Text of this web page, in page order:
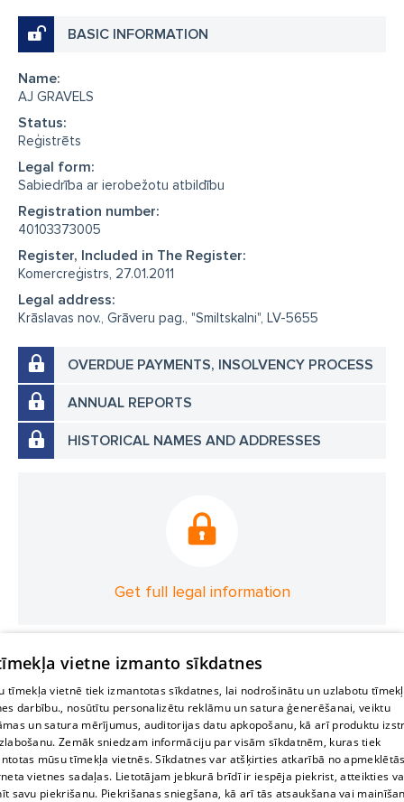
BASIC INFORMATION
Name:
AJ GRAVELS
Status:
Reģistrēts
Legal form:
Sabiedrība ar ierobežotu atbildību
Registration number:
40103373005
Register, Included in The Register:
Komercreģistrs, 27.01.2011
Legal address:
Krāslavas nov., Grāveru pag., "Smiltskalni", LV-5655
OVERDUE PAYMENTS, INSOLVENCY PROCESS
ANNUAL REPORTS
HISTORICAL NAMES AND ADDRESSES
Get full legal information
vietne izmanto sīkdatnes
tīmekļa vietnē tiek izmantotas sīkdatnes, lai nodrošinātu un uzlabotu
darbību., nosūtītu personalizētu reklāmu un satura ģenerēšanai, veiktu
un satura mērījumus, auditorijas datu apkopošanu, kā arī produktu
Zemāk sniedzam informāciju par visām sīkdatnēm, kuras tiek
mūsu tīmekļa vietnēs. Sīkdatnes var atšķirties atkarībā no
vietnes sadaļas. Lietotājam jebkurā brīdī ir iespēja piekrist, atteikties
savu piekrišanu. Piekrišanas sniegšana, kā arī tās atsaukšana vai